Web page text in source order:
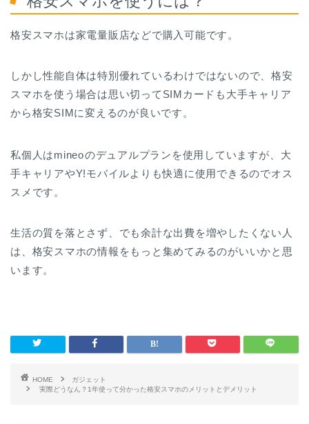
格安スマホは家電量販店などで購入可能です。
しかし性能自体は特別優れているわけではないので、格安
スマホを使う場合は思い切ってSIMカードも大手キャリア
から格安SIMに変えるのが良いです。
私個人はmineoのデュアルプランを使用していますが、大
手キャリアやY!モバイルよりも快適に使用できるのでオス
スメです。
生活の質を落とさず、でも余計な出費を増やしたくない人
は、格安スマホの情報をもっと集めてみるのがいいかと思
います。
HOME
ガジェット
実際どうなん？1年使って分かった格安スマホのメリットとデメリット